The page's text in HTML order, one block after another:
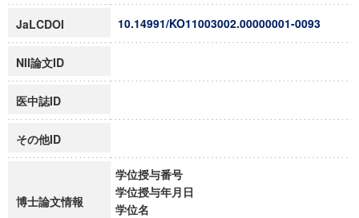
JaLCDOI 10.14991/KO11003002.00000001-0093
NII論文ID
医中誌ID
その他ID
博士論文情報
学位授与番号
学位授与年月日
学位名